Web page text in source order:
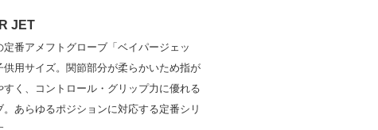
JET
定番アメフトグローブ「ベイパージェッ
供用サイズ。関節部分が柔らかいため指が
すく、コントロール・グリップ力に優れる
。あらゆるポジションに対応する定番シリ